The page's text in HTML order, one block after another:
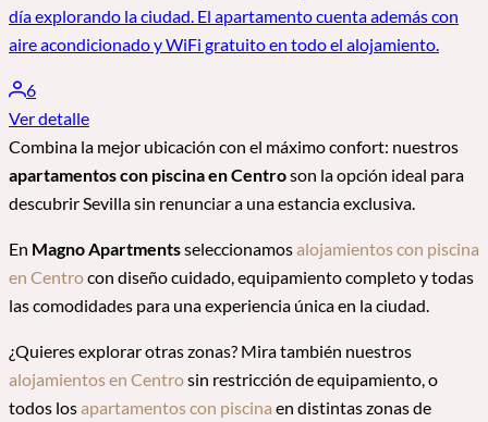
día explorando la ciudad. El apartamento cuenta además con
aire acondicionado y WiFi gratuito en todo el alojamiento.
6
Ver detalle
Combina la mejor ubicación con el máximo confort: nuestros
apartamentos con piscina en Centroson la opción ideal para
descubrir Sevilla sin renunciar a una estancia exclusiva.
En Magno Apartmentsseleccionamosalojamientos con piscina
en Centrocon diseño cuidado, equipamiento completo y todas
las comodidades para una experiencia única en la ciudad.
¿Quieres explorar otras zonas? Mira también nuestros
alojamientos en Centrosin restricción de equipamiento, o
todos losapartamentos con piscina en distintas zonas de